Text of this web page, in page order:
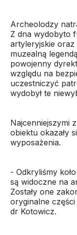
Archeolodzy
Z dna wydobyto
artyleryjskie oraz
muzealną
powojenny
względu na
uczestniczyć
wydobył te
Najcenniejszymi
obiektu okazały
wyposażenia.
- Odkryliśmy
są widoczne na
Zostały one
oryginalne części
dr Kotowicz.